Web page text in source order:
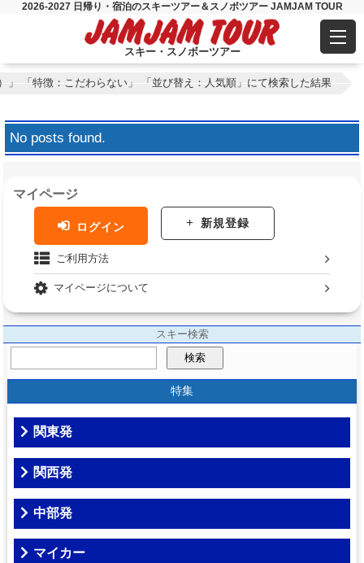
2026-2027 日帰り・宿泊のスキーツアー＆スノボツアー JAMJAM TOUR
スキー・スノボーツアー
「特徴：こだわらない」 「並び替え：人気順」にて検索した結果
No posts found.
マイページ
ログイン 新規登録
ご利用方法
マイページについて
スキー検索
検索
特集
関東発
関西発
中部発
マイカー